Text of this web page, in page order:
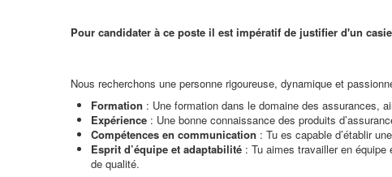
Pour candidater à ce poste il est impératif de justifier d'un
Nous recherchons une personne rigoureuse, dynamique et
Formation : Une formation dans le domaine des assurances,
Expérience : Une bonne connaissance des produits
Compétences en communication : Tu es capable d’établir
Esprit d’équipe et adaptabilité : Tu aimes travailler en équipe
de qualité.